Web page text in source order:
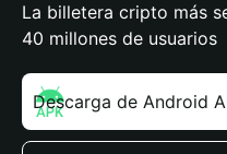
La billetera cripto más
40 millones de usuarios
Descarga de Android